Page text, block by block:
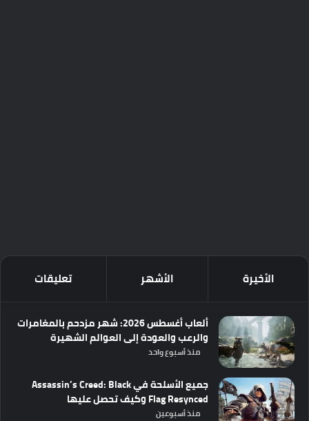
الأخيرة الأشهر تعليقات
ألعاب أغسطس 2026: شهر مزدحم بالمغامرات
والرعب والعودة إلى العوالم الشهيرة
منذ أسبوع واحد
جميع الأسلحة في Assassin’s Creed: Black
Flag Resynced وكيف تحصل عليها
منذ أسبوعين